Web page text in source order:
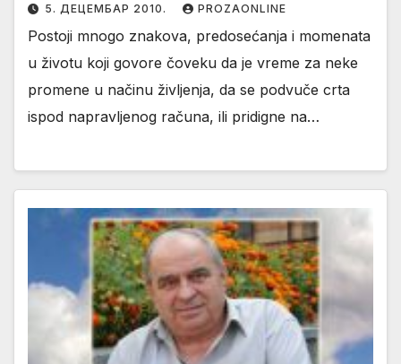
5. ДЕЦЕМБАР 2010. PROZAONLINE
Postoji mnogo znakova, predosećanja i momenata
u životu koji govore čoveku da je vreme za neke
promene u načinu življenja, da se podvuče crta
ispod napravljenog računa, ili pridigne na…